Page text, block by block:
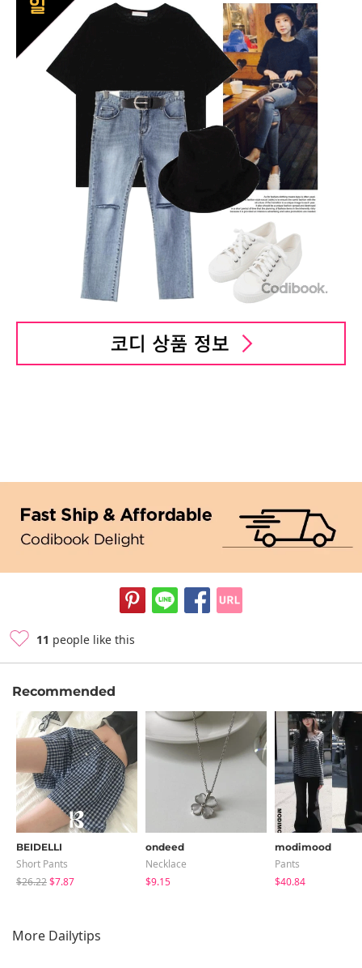
11 people like this
Recommended
BEIDELLI
Short Pants
$26.22$7.87
ondeed
Necklace
$9.15
modimood
Pants
$40.84
More Dailytips